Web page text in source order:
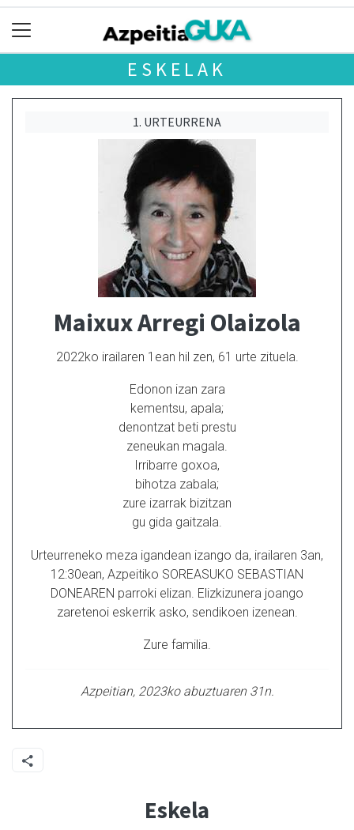
ESKELAK
1. URTEURRENA
Maixux Arregi Olaizola
2022ko irailaren 1ean hil zen, 61 urte zituela.
Edonon izan zara
kementsu, apala;
denontzat beti prestu
zeneukan magala.
Irribarre goxoa,
bihotza zabala;
zure izarrak bizitzan
gu gida gaitzala.
Urteurreneko meza igandean izango da, irailaren 3an,
12:30ean, Azpeitiko SOREASUKO SEBASTIAN
DONEAREN parroki elizan. Elizkizunera joango
zaretenoi eskerrik asko, sendikoen izenean.
Zure familia.
Azpeitian, 2023ko abuztuaren 31n.
Eskela